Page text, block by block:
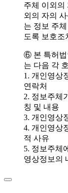
주체 이외의
외의 자의
는 정보 주
도록 보호조
⑥ 본 특허법
는 다음 각
1. 개인영상
연락처
2. 정보주체
칭 및 내용
3. 개인영상
4. 개인영상
적 사유
5. 정보주체
영상정보의